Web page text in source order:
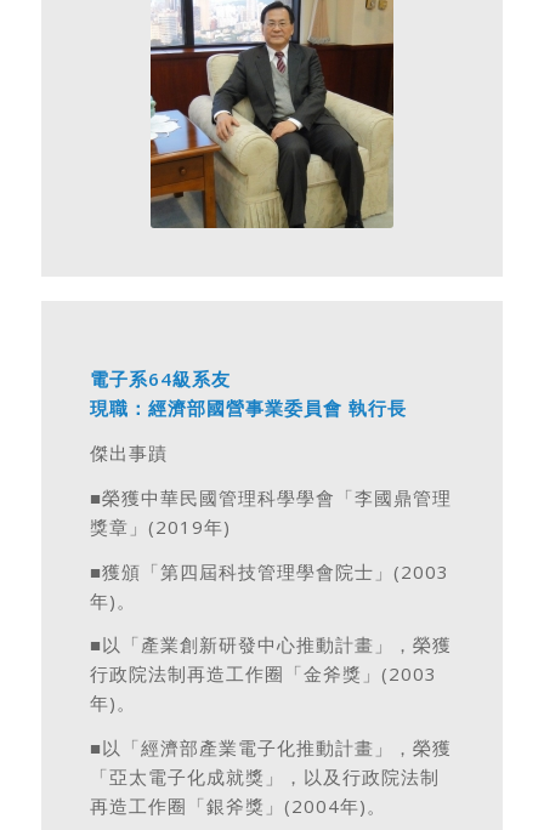
電子系64級系友
現職：經濟部國營事業委員會 執行長
傑出事蹟
■榮獲中華民國管理科學學會「李國鼎管理
獎章」(2019年)
■獲頒「第四屆科技管理學會院士」(2003
年)。
■以「產業創新研發中心推動計畫」，榮獲
行政院法制再造工作圈「金斧獎」(2003
年)。
■以「經濟部產業電子化推動計畫」，榮獲
「亞太電子化成就獎」，以及行政院法制
再造工作圈「銀斧獎」(2004年)。